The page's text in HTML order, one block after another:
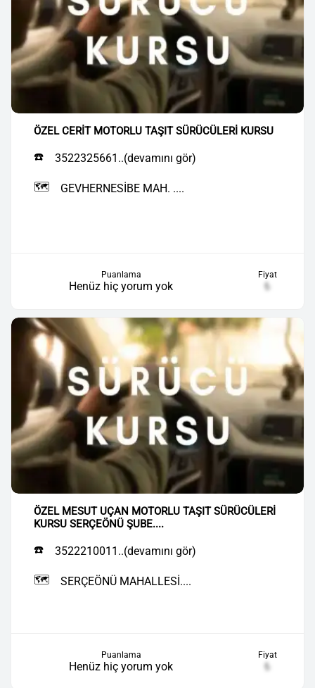
ÖZEL CERİT MOTORLU TAŞIT SÜRÜCÜLERİ KURSU
☎️ 3522325661..(devamını gör)
🗺️ GEVHERNESİBE MAH. ....
Puanlama
Henüz hiç yorum yok
Fiyat
₺
ÖZEL MESUT UÇAN MOTORLU TAŞIT SÜRÜCÜLERİ
KURSU SERÇEÖNÜ ŞUBE....
☎️ 3522210011..(devamını gör)
🗺️ SERÇEÖNÜ MAHALLESİ....
Puanlama
Henüz hiç yorum yok
Fiyat
₺